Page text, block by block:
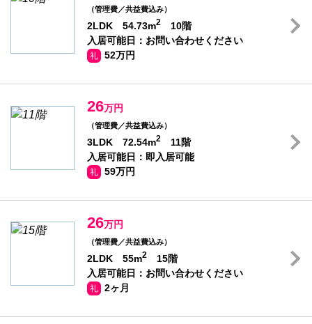
（管理費／共益費込み）
2LDK 54.73m2
10階
入居可能日：お問い合わせください
礼 52万円
26万円
（管理費／共益費込み）
3LDK 72.54m2
11階
入居可能日：即入居可能
礼 59万円
26万円
（管理費／共益費込み）
2LDK 55m2
15階
入居可能日：お問い合わせください
礼 2ヶ月